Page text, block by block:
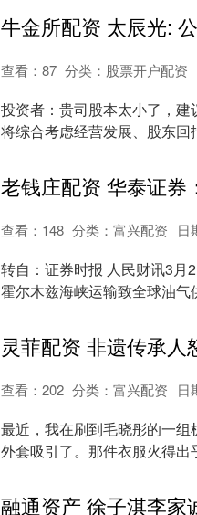
查看： 87 分类： 股票开户配资
投资者：贵司股本太小了，
将综合考虑经营发展、股东
日
查看： 148 分类： 富兴配资
转自：证券时报 人民财讯3月
霍尔木兹海峡运输致全球油
日
查看： 202 分类： 富兴配资
最近，我在刷到毛晓彤的一
外套吸引了。那件衣服火得